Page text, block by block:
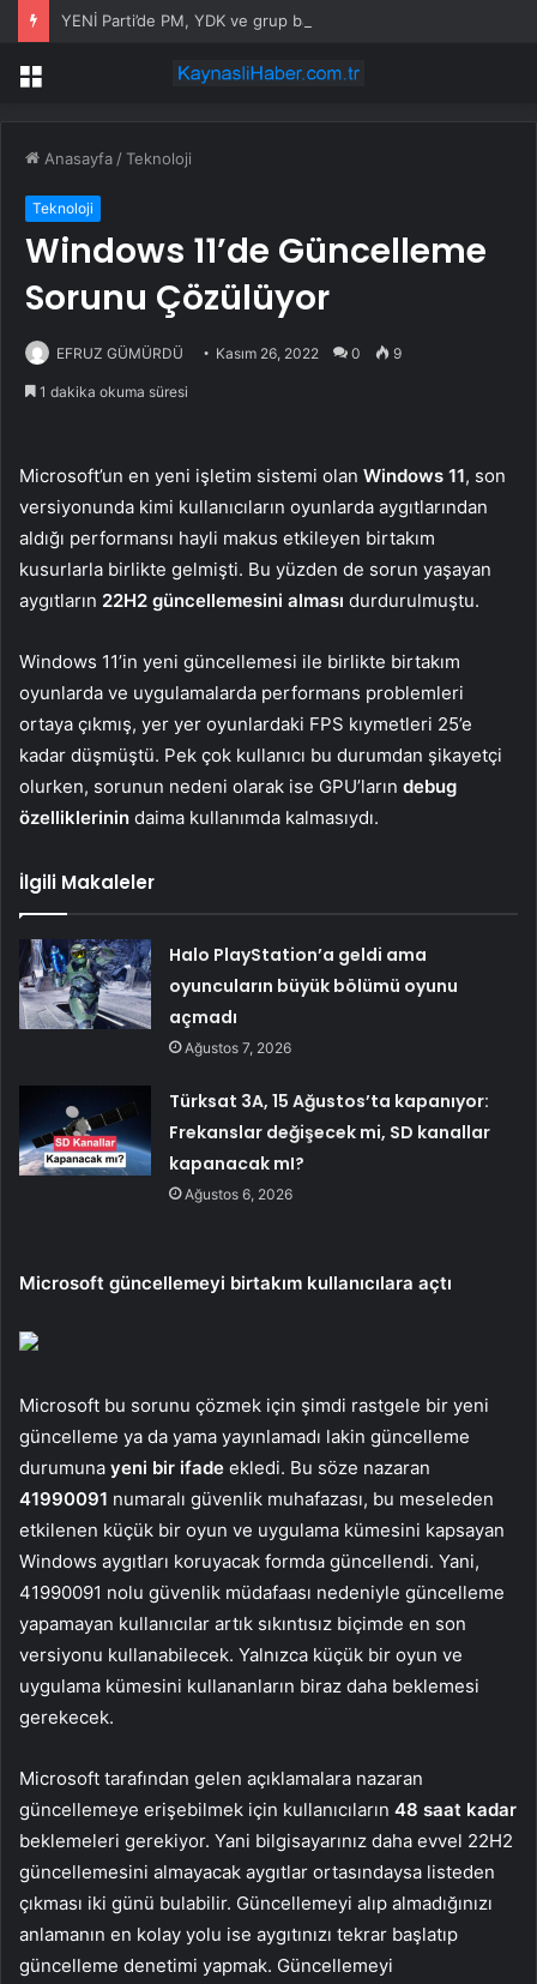
YENİ Parti’de PM, YDK ve grup başkanvekilleri belirlendi
Menü
Anasayfa /Teknoloji
Teknoloji
Windows 11’de Güncelleme
Sorunu Çözülüyor
EFRUZ GÜMÜRDÜ Kasım 26, 2022 0 9
1 dakika okuma süresi
Microsoft’un en yeni işletim sistemi olan Windows 11, son
versiyonunda kimi kullanıcıların oyunlarda aygıtlarından
aldığı performansı hayli makus etkileyen birtakım
kusurlarla birlikte gelmişti. Bu yüzden de sorun yaşayan
aygıtların 22H2 güncellemesini alması durdurulmuştu.
Windows 11’in yeni güncellemesi ile birlikte birtakım
oyunlarda ve uygulamalarda performans problemleri
ortaya çıkmış, yer yer oyunlardaki FPS kıymetleri 25’e
kadar düşmüştü. Pek çok kullanıcı bu durumdan şikayetçi
olurken, sorunun nedeni olarak ise GPU’ların debug
özelliklerinin daima kullanımda kalmasıydı.
İlgili Makaleler
Halo PlayStation’a geldi ama
oyuncuların büyük bölümü oyunu
açmadı
Ağustos 7, 2026
Türksat 3A, 15 Ağustos’ta kapanıyor:
Frekanslar değişecek mi, SD kanallar
kapanacak mI?
Ağustos 6, 2026
Microsoft güncellemeyi birtakım kullanıcılara açtı
Microsoft bu sorunu çözmek için şimdi rastgele bir yeni
güncelleme ya da yama yayınlamadı lakin güncelleme
durumuna yeni bir ifade ekledi. Bu söze nazaran
41990091 numaralı güvenlik muhafazası, bu meseleden
etkilenen küçük bir oyun ve uygulama kümesini kapsayan
Windows aygıtları koruyacak formda güncellendi. Yani,
41990091 nolu güvenlik müdafaası nedeniyle güncelleme
yapamayan kullanıcılar artık sıkıntısız biçimde en son
versiyonu kullanabilecek. Yalnızca küçük bir oyun ve
uygulama kümesini kullananların biraz daha beklemesi
gerekecek.
Microsoft tarafından gelen açıklamalara nazaran
güncellemeye erişebilmek için kullanıcıların 48 saat kadar
beklemeleri gerekiyor. Yani bilgisayarınız daha evvel 22H2
güncellemesini almayacak aygıtlar ortasındaysa listeden
çıkması iki günü bulabilir. Güncellemeyi alıp almadığınızı
anlamanın en kolay yolu ise aygıtınızı tekrar başlatıp
güncelleme denetimi yapmak. Güncellemeyi